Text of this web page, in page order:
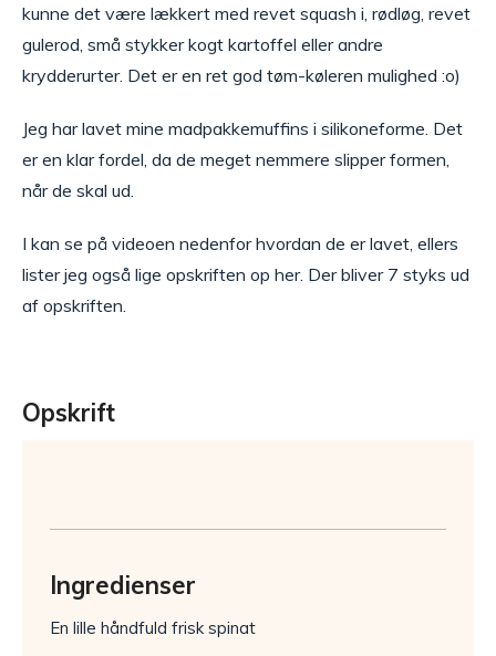
kunne det være lækkert med revet squash i, rødløg, revet
gulerod, små stykker kogt kartoffel eller andre
krydderurter. Det er en ret god tøm-køleren mulighed :o)
Jeg har lavet mine madpakkemuffins i silikoneforme. Det
er en klar fordel, da de meget nemmere slipper formen,
når de skal ud.
I kan se på videoen nedenfor hvordan de er lavet, ellers
lister jeg også lige opskriften op her. Der bliver 7 styks ud
af opskriften.
Opskrift
Ingredienser
En lille håndfuld frisk spinat